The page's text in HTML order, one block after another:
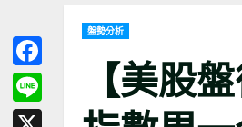
盤勢分析
【美股
Facebook
Line